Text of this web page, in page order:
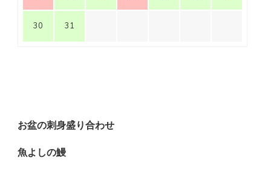
30 31
お盆の刺身盛り合わせ
魚よしの鰻